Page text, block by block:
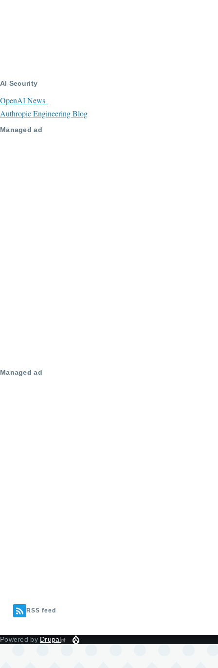
AI Security
OpenAI News
Authropic Engineering Blog
Managed ad
Managed ad
RSS feed
Powered by Drupal